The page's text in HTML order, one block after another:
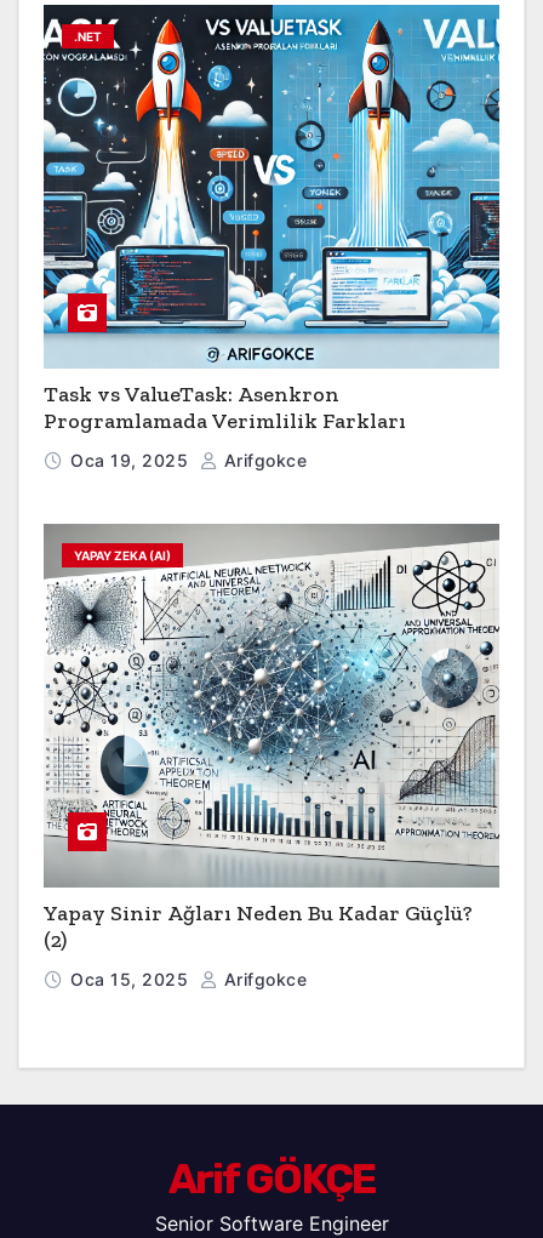
.NET
Task vs ValueTask: Asenkron
Programlamada Verimlilik Farkları
Oca 19, 2025 Arifgokce
YAPAY ZEKA (AI)
Yapay Sinir Ağları Neden Bu Kadar Güçlü?
(2)
Oca 15, 2025 Arifgokce
Arif GÖKÇE
Senior Software Engineer